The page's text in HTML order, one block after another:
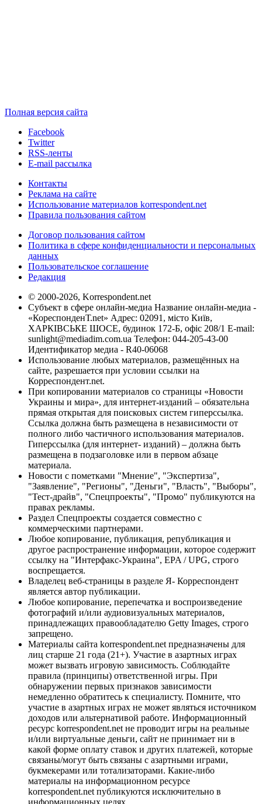
Полная версия сайта
Facebook
Twitter
RSS-ленты
E-mail рассылка
Контакты
Реклама на сайте
Использование материалов korrespondent.net
Правила пользования сайтом
Договор пользования сайтом
Политика в сфере конфиденциальности и персональных
данных
Пользовательское соглашение
Редакция
© 2000-2026, Korrespondent.net
Субъект в сфере онлайн-медиа Название онлайн-медиа -
«КореспонденТ.net» Адрес: 02091, місто Київ,
ХАРКІВСЬКЕ ШОСЕ, будинок 172-Б, офіс 208/1 E-mail:
sunlight@mediadim.com.ua Телефон: 044-205-43-00
Идентификатор медиа - R40-06068
Использование любых материалов, размещённых на
сайте, разрешается при условии ссылки на
Корреспондент.net.
При копировании материалов со страницы «Новости
Украины и мира», для интернет-изданий – обязательна
прямая открытая для поисковых систем гиперссылка.
Ссылка должна быть размещена в независимости от
полного либо частичного использования материалов.
Гиперссылка (для интернет- изданий) – должна быть
размещена в подзаголовке или в первом абзаце
материала.
Новости с пометками "Мнение", "Экспертиза",
"Заявление", "Регионы", "Деньги", "Власть", "Выборы",
"Тест-драйв", "Спецпроекты", "Промо" публикуются на
правах рекламы.
Раздел Спецпроекты создается совместно с
коммерческими партнерами.
Любое копирование, публикация, републикация и
другое распространение информации, которое содержит
ссылку на "Интерфакс-Украина", EPA / UPG, строго
воспрещается.
Владелец веб-страницы в разделе Я- Корреспондент
является автор публикации.
Любое копирование, перепечатка и воспроизведение
фотографий и/или аудиовизуальных материалов,
принадлежащих правообладателю Getty Images, строго
запрещено.
Материалы сайта korrespondent.net предназначены для
лиц старше 21 года (21+). Участие в азартных играх
может вызвать игровую зависимость. Соблюдайте
правила (принципы) ответственной игры. При
обнаружении первых признаков зависимости
немедленно обратитесь к специалисту. Помните, что
участие в азартных играх не может являться источником
доходов или альтернативой работе. Информационный
ресурс korrespondent.net не проводит игры на реальные
и/или виртуальные деньги, сайт не принимает ни в
какой форме оплату ставок и других платежей, которые
связаны/могут быть связаны с азартными играми,
букмекерами или тотализаторами. Какие-либо
материалы на информационном ресурсе
korrespondent.net публикуются исключительно в
информационных целях.